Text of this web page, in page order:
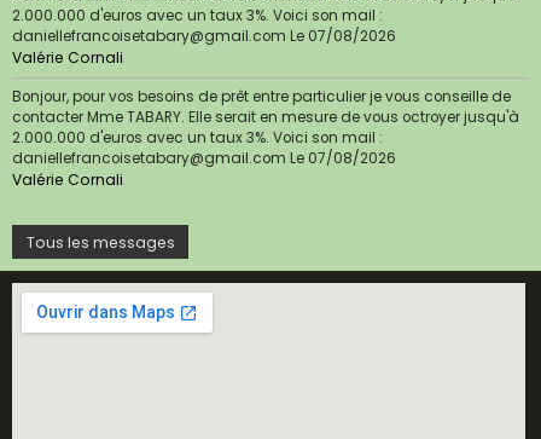
2.000.000 d'euros avec un taux 3%. Voici son mail :
daniellefrancoisetabary@gmail.com Le 07/08/2026
Valérie Cornali
Bonjour, pour vos besoins de prêt entre particulier je vous conseille de
contacter Mme TABARY. Elle serait en mesure de vous octroyer jusqu'à
2.000.000 d'euros avec un taux 3%. Voici son mail :
daniellefrancoisetabary@gmail.com Le 07/08/2026
Valérie Cornali
Tous les messages